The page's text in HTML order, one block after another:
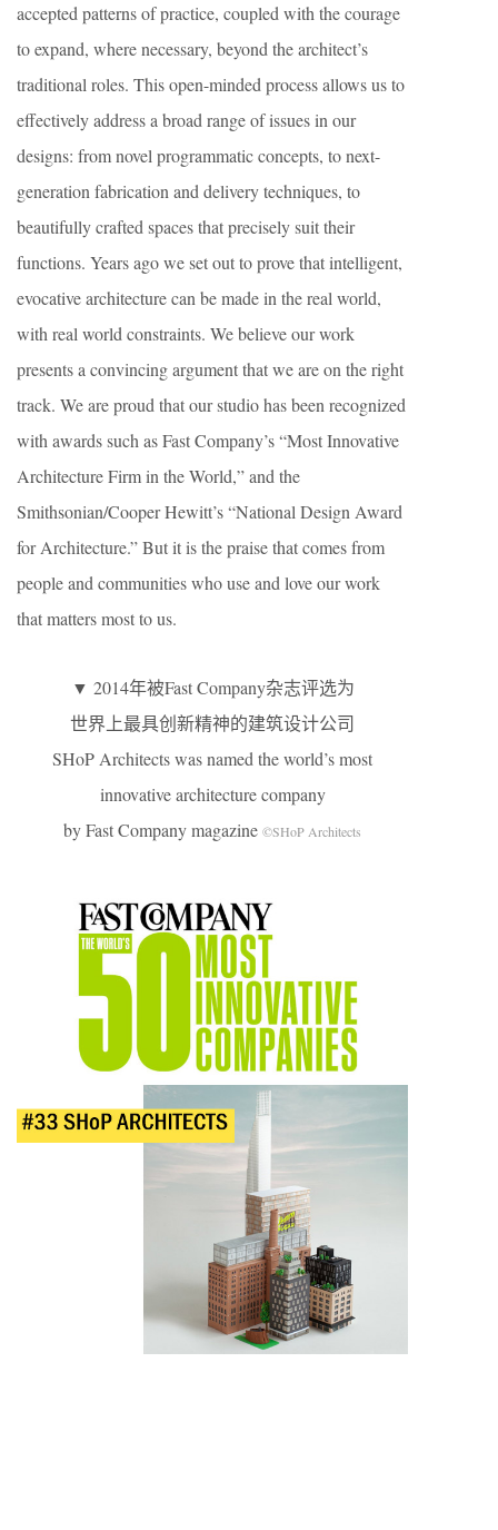
accepted patterns of practice, coupled with the courage
to expand, where necessary, beyond the architect’s
traditional roles. This open-minded process allows us to
effectively address a broad range of issues in our
designs: from novel programmatic concepts, to next-
generation fabrication and delivery techniques, to
beautifully crafted spaces that precisely suit their
functions. Years ago we set out to prove that intelligent,
evocative architecture can be made in the real world,
with real world constraints. We believe our work
presents a convincing argument that we are on the right
track. We are proud that our studio has been recognized
with awards such as Fast Company’s “Most Innovative
Architecture Firm in the World,” and the
Smithsonian/Cooper Hewitt’s “National Design Award
for Architecture.” But it is the praise that comes from
people and communities who use and love our work
that matters most to us.
▼ 2014年被Fast Company杂志评选为
世界上最具创新精神的建筑设计公司
SHoP Architects was named the world’s most
innovative architecture company
by Fast Company magazine ©SHoP Architects